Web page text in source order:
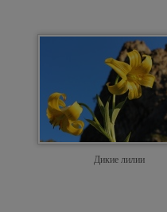
Дикие лилии